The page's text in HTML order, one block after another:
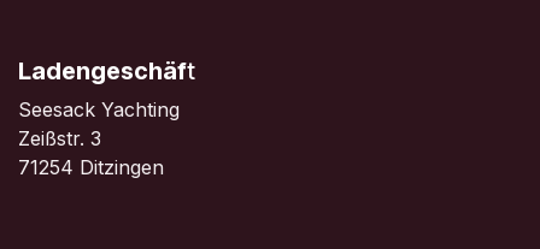
Ladengeschäft
Seesack Yachting
Zeißstr. 3
71254 Ditzingen